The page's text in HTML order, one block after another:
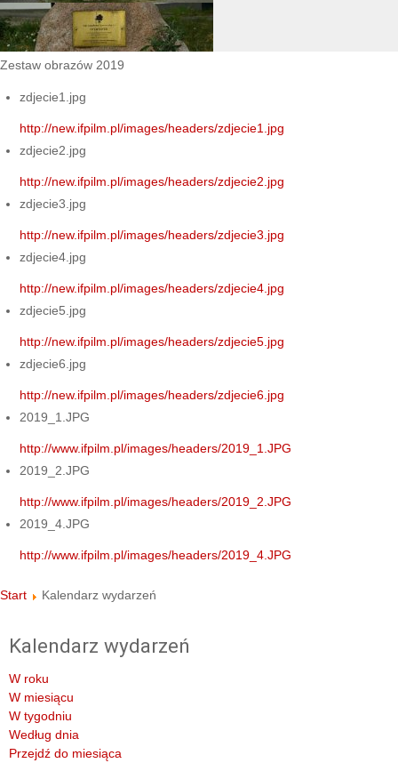
Zestaw obrazów 2019
zdjecie1.jpg
http://new.ifpilm.pl/images/headers/zdjecie1.jpg
zdjecie2.jpg
http://new.ifpilm.pl/images/headers/zdjecie2.jpg
zdjecie3.jpg
http://new.ifpilm.pl/images/headers/zdjecie3.jpg
zdjecie4.jpg
http://new.ifpilm.pl/images/headers/zdjecie4.jpg
zdjecie5.jpg
http://new.ifpilm.pl/images/headers/zdjecie5.jpg
zdjecie6.jpg
http://new.ifpilm.pl/images/headers/zdjecie6.jpg
2019_1.JPG
http://www.ifpilm.pl/images/headers/2019_1.JPG
2019_2.JPG
http://www.ifpilm.pl/images/headers/2019_2.JPG
2019_4.JPG
http://www.ifpilm.pl/images/headers/2019_4.JPG
Start Kalendarz wydarzeń
Kalendarz wydarzeń
W roku
W miesiącu
W tygodniu
Według dnia
Przejdź do miesiąca